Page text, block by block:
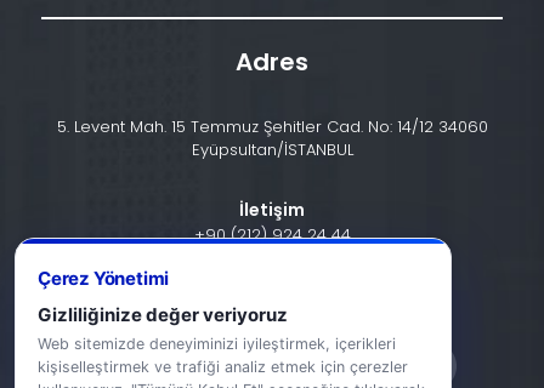
Adres
5. Levent Mah. 15 Temmuz Şehitler Cad. No: 14/12 34060
Eyüpsultan/İSTANBUL
İletişim
+90 (212) 924 24 44
Çerez Yönetimi
Gizliliğinize değer veriyoruz
Web sitemizde deneyiminizi iyileştirmek, içerikleri
kişiselleştirmek ve trafiği analiz etmek için çerezler